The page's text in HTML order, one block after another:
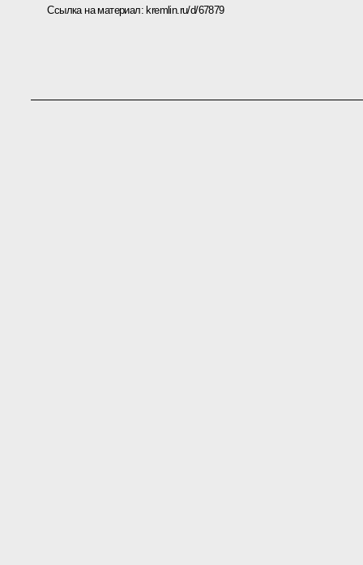
Ссылка на материал: kremlin.ru/d/67879